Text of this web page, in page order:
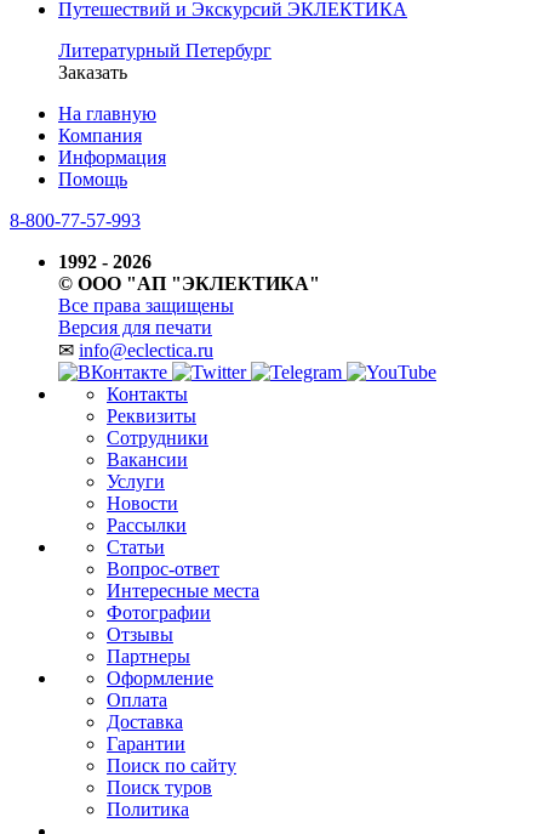
Литературный Петербург
Заказать
На главную
Компания
Информация
Помощь
8-800-77-57-993
1992 - 2026
© ООО "АП "ЭКЛЕКТИКА"
Все права защищены
Версия для печати
✉ info@eclectica.ru
Контакты
Реквизиты
Сотрудники
Вакансии
Услуги
Новости
Рассылки
Статьи
Вопрос-ответ
Интересные места
Фотографии
Отзывы
Партнеры
Оформление
Оплата
Доставка
Гарантии
Поиск по сайту
Поиск туров
Политика